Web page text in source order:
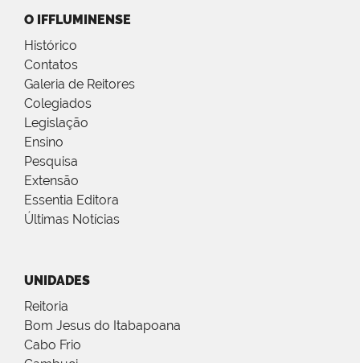
O IFFLUMINENSE
Histórico
Contatos
Galeria de Reitores
Colegiados
Legislação
Ensino
Pesquisa
Extensão
Essentia Editora
Últimas Notícias
UNIDADES
Reitoria
Bom Jesus do Itabapoana
Cabo Frio